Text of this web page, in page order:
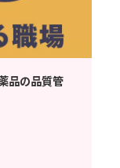
品の品質管